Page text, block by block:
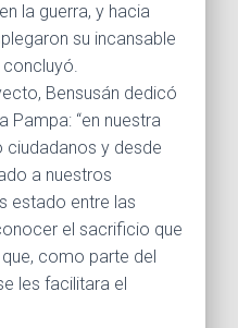
la guerra, y hacia
su incansable
concluyó.
Bensusán dedicó
Pampa: “en nuestra
y desde
a nuestros
estado entre las
el sacrificio que
como parte del
les facilitara el